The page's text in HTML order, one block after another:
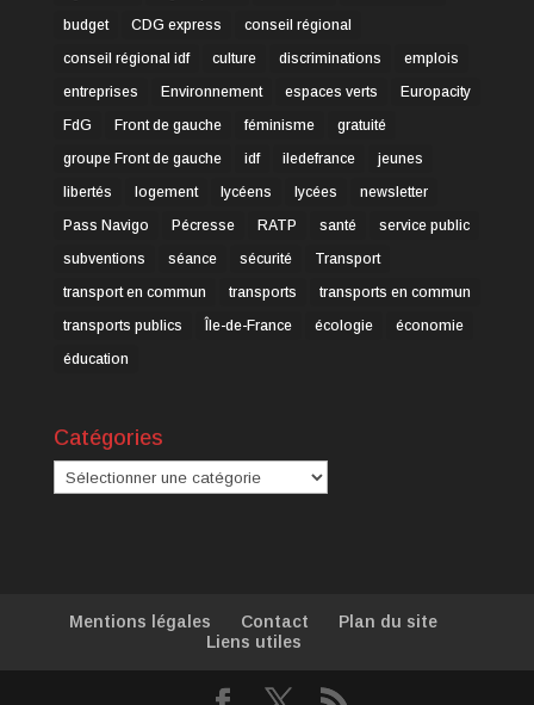
budget
CDG express
conseil régional
conseil régional idf
culture discriminations
emplois
entreprises
Environnement espaces verts
Europacity
FdG
Front de gauche féminisme
gratuité
groupe Front de gauche
idf iledefrance
jeunes
libertés
logement lycéens lycées
newsletter
Pass Navigo
Pécresse RATP santé
service public
subventions
séance sécurité
Transport
transport en commun
transports
transports en commun
transports publics
Île-de-France écologie
économie
éducation
Catégories
Catégories
Mentions légales Contact
Plan du site
Liens utiles